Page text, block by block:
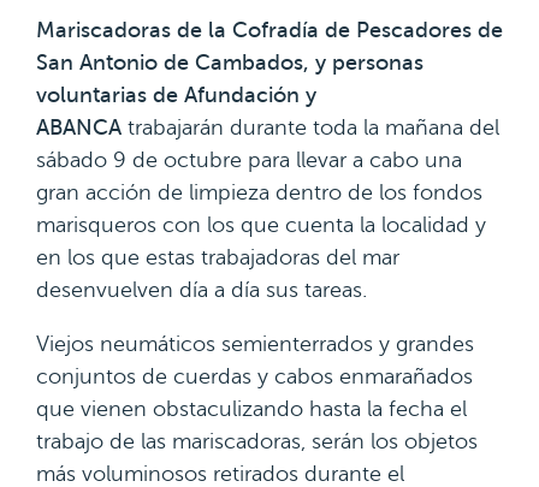
Mariscadoras de la Cofradía de Pescadores de
San Antonio de Cambados, y personas
voluntarias de Afundación y
ABANCA trabajarán durante toda la mañana del
sábado 9 de octubre para llevar a cabo una
gran acción de limpieza dentro de los fondos
marisqueros con los que cuenta la localidad y
en los que estas trabajadoras del mar
desenvuelven día a día sus tareas.
Viejos neumáticos semienterrados y grandes
conjuntos de cuerdas y cabos enmarañados
que vienen obstaculizando hasta la fecha el
trabajo de las mariscadoras, serán los objetos
más voluminosos retirados durante el